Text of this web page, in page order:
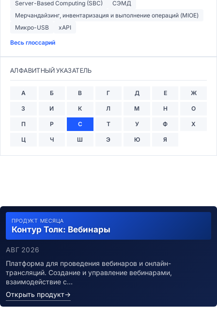
Server-Based Computing (SBC)
СЭМД
Мерчандайзинг, инвентаризация и выполнение операций (MIOE)
Микро-USB
xAPI
Весь глоссарий
АЛФАВИТНЫЙ УКАЗАТЕЛЬ
А Б В Г Д Е Ж
З И К Л М Н О
П Р С Т У Ф Х
Ц Ч Ш Э Ю Я
ПРОДУКТ МЕСЯЦА
Контур Толк: Вебинары
АВГ 2026
Платформа для проведения вебинаров и онлайн-
трансляций. Создание и управление вебинарами,
взаимодействие с…
Открыть продукт→